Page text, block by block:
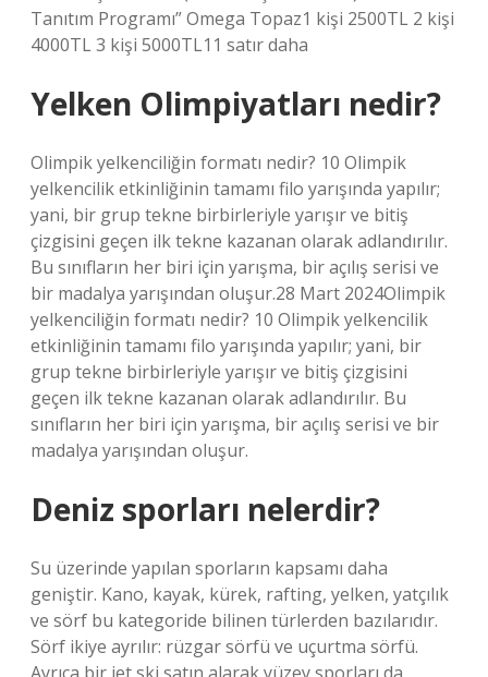
Tanıtım Programı” Omega Topaz1 kişi 2500TL 2 kişi
4000TL 3 kişi 5000TL11 satır daha
Yelken Olimpiyatları nedir?
Olimpik yelkenciliğin formatı nedir? 10 Olimpik
yelkencilik etkinliğinin tamamı filo yarışında yapılır;
yani, bir grup tekne birbirleriyle yarışır ve bitiş
çizgisini geçen ilk tekne kazanan olarak adlandırılır.
Bu sınıfların her biri için yarışma, bir açılış serisi ve
bir madalya yarışından oluşur.28 Mart 2024Olimpik
yelkenciliğin formatı nedir? 10 Olimpik yelkencilik
etkinliğinin tamamı filo yarışında yapılır; yani, bir
grup tekne birbirleriyle yarışır ve bitiş çizgisini
geçen ilk tekne kazanan olarak adlandırılır. Bu
sınıfların her biri için yarışma, bir açılış serisi ve bir
madalya yarışından oluşur.
Deniz sporları nelerdir?
Su üzerinde yapılan sporların kapsamı daha
geniştir. Kano, kayak, kürek, rafting, yelken, yatçılık
ve sörf bu kategoride bilinen türlerden bazılarıdır.
Sörf ikiye ayrılır: rüzgar sörfü ve uçurtma sörfü.